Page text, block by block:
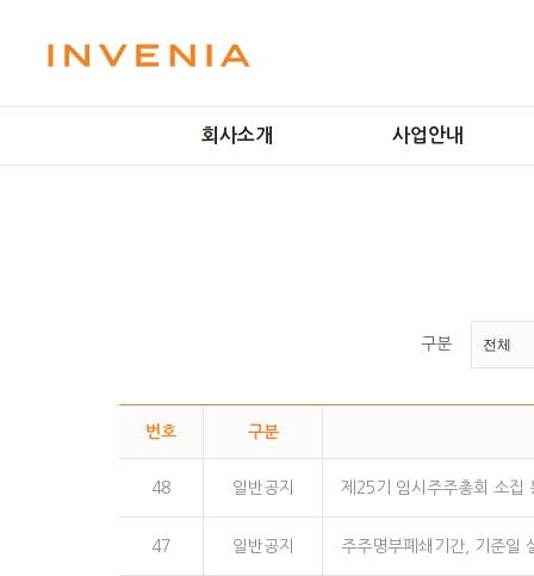
회사소개 사업안내
Smart Factory
구분
번호 구분
48 일반공지 제25기 임시주주총회 소집
47 일반공지 주주명부폐쇄기간, 기준일